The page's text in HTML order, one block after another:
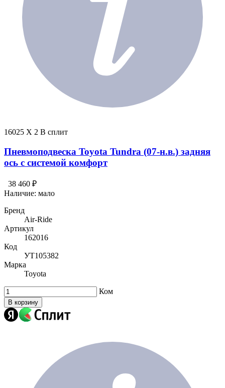
16025 X 2 В сплит
Пневмоподвеска Toyota Tundra (07-н.в.) задняя
ось с системой комфорт
38 460 ₽
Наличие: мало
Бренд
Air-Ride
Артикул
162016
Код
УТ105382
Марка
Toyota
Ком
В корзину